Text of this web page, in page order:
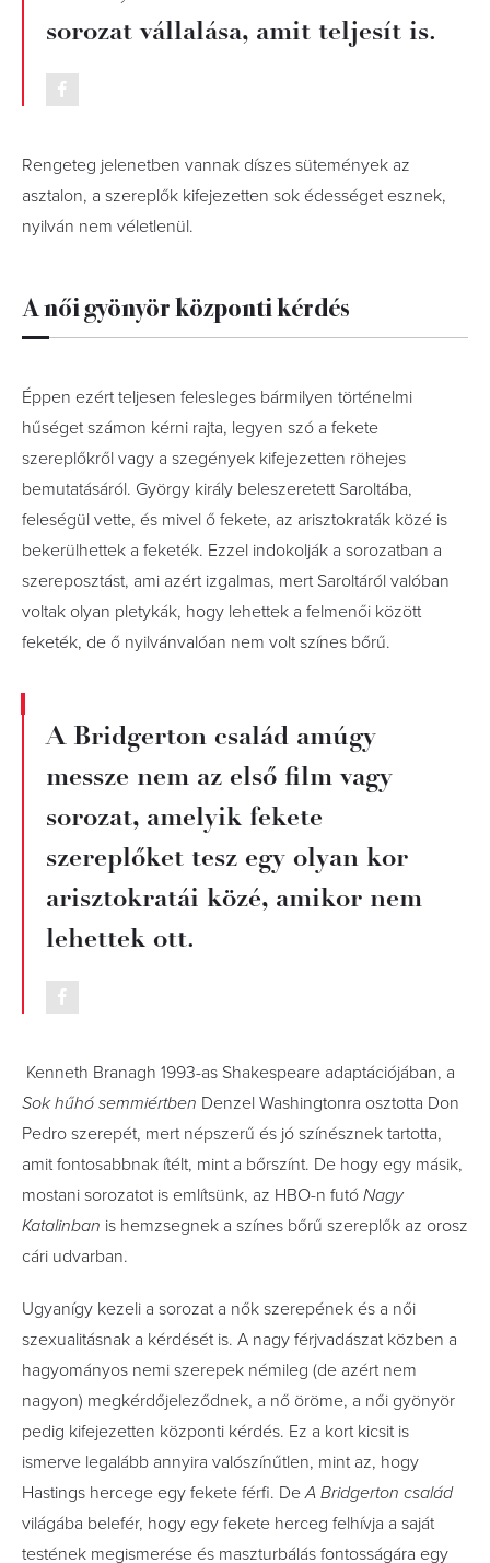
sorozat vállalása, amit teljesít is.
Rengeteg jelenetben vannak díszes sütemények az
asztalon, a szereplők kifejezetten sok édességet esznek,
nyilván nem véletlenül.
Anői gyönyör központi kérdés
Éppen ezért teljesen felesleges bármilyen történelmi
hűséget számon kérni rajta, legyen szó a fekete
szereplőkről vagy a szegények kifejezetten röhejes
bemutatásáról. György király beleszeretett Saroltába,
feleségül vette, és mivel ő fekete, az arisztokraták közé is
bekerülhettek a feketék. Ezzel indokolják a sorozatban a
szereposztást, ami azért izgalmas, mert Saroltáról valóban
voltak olyan pletykák, hogy lehettek a felmenői között
feketék, de ő nyilvánvalóan nem volt színes bőrű.
A Bridgerton család amúgy
messze nem az első film vagy
sorozat, amelyik fekete
szereplőket tesz egy olyan kor
arisztokratái közé, amikor nem
lehettek ott.
Kenneth Branagh 1993-as Shakespeare adaptációjában, a
Sok hűhó semmiértben Denzel Washingtonra osztotta Don
Pedro szerepét, mert népszerű és jó színésznek tartotta,
amit fontosabbnak ítélt, mint a bőrszínt. De hogy egy másik,
mostani sorozatot is említsünk, az HBO-n futó Nagy
Katalinban is hemzsegnek a színes bőrű szereplők az orosz
cári udvarban.
Ugyanígy kezeli a sorozat a nők szerepének és a női
szexualitásnak a kérdését is. A nagy férjvadászat közben a
hagyományos nemi szerepek némileg (de azért nem
nagyon) megkérdőjeleződnek, a nő öröme, a női gyönyör
pedig kifejezetten központi kérdés. Ez a kort kicsit is
ismerve legalább annyira valószínűtlen, mint az, hogy
Hastings hercege egy fekete férfi. DeA Bridgerton család
világába belefér, hogy egy fekete herceg felhívja a saját
testének megismerése és maszturbálás fontosságára egy